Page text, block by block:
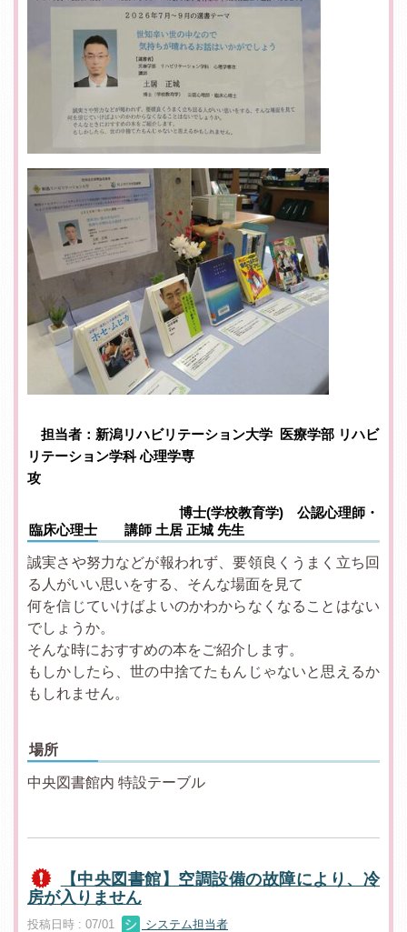
担当者：新潟リハビリテーション大学 医療学部 リハビ
リテーション学科 心理学専
攻
博士(学校教育学) 公認心理師・
臨床心理士 講師 土居 正城 先生
誠実さや努力などが報われず、要領良くうまく立ち回
る人がいい思いをする、そんな場面を見て
何を信じていけばよいのかわからなくなることはない
でしょうか。
そんな時におすすめの本をご紹介します。
もしかしたら、世の中捨てたもんじゃないと思えるか
もしれません。
場所
中央図書館内 特設テーブル
【中央図書館】空調設備の故障により、冷
房が入りません
投稿日時 : 07/01 システム担当者